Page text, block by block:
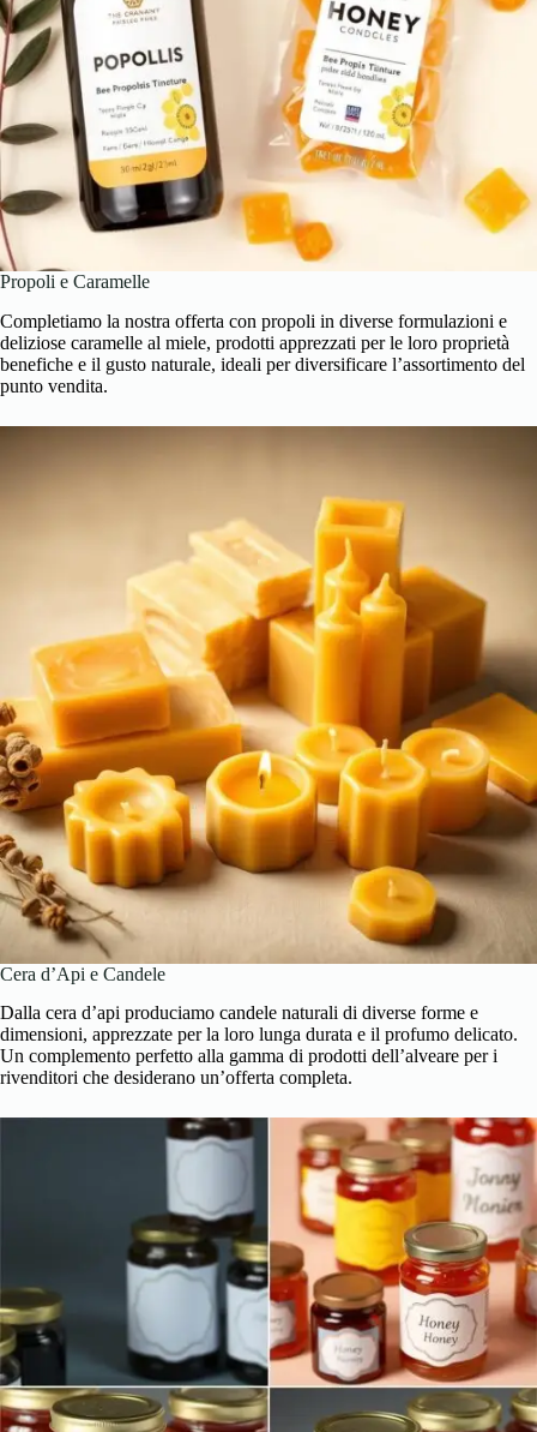
Propoli e Caramelle
Completiamo la nostra offerta con propoli in diverse formulazioni e
deliziose caramelle al miele, prodotti apprezzati per le loro proprietà
benefiche e il gusto naturale, ideali per diversificare l’assortimento del
punto vendita.
Cera d’Api e Candele
Dalla cera d’api produciamo candele naturali di diverse forme e
dimensioni, apprezzate per la loro lunga durata e il profumo delicato.
Un complemento perfetto alla gamma di prodotti dell’alveare per i
rivenditori che desiderano un’offerta completa.